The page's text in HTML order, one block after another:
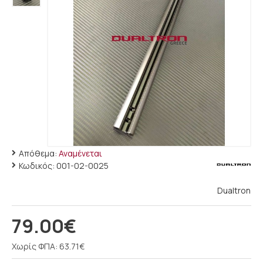
Απόθεμα: Αναμένεται
Κωδικός: 001-02-0025
Dualtron
79.00€
Χωρίς ΦΠΑ: 63.71€